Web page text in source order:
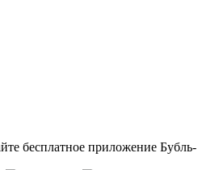
бесплатное приложение Бубль-